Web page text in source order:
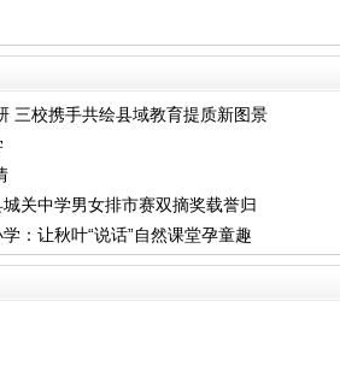
三校携手共绘县域教育提质新图景
关中学男女排市赛双摘奖载誉归
：让秋叶“说话”自然课堂孕童趣